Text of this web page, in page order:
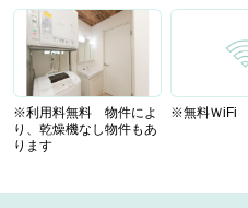
※利用料無料 物件によ
り、乾燥機なし物件もあ
ります
※無料ＷiFi